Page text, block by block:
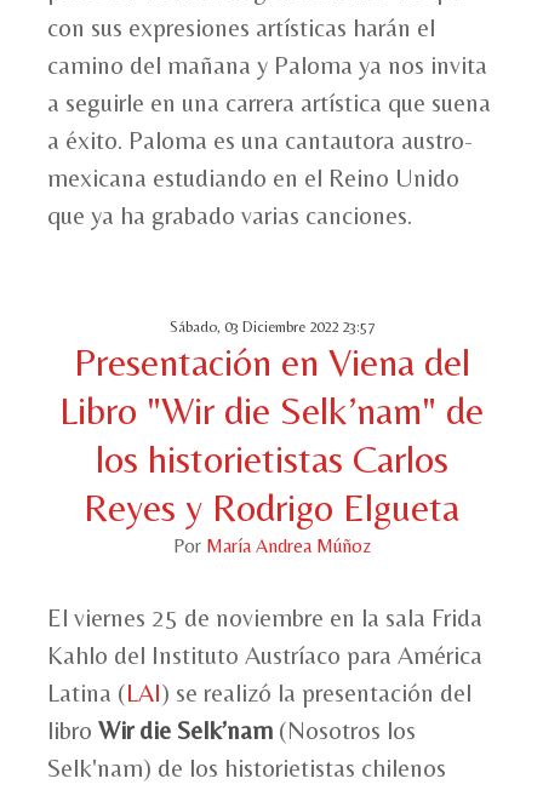
con sus expresiones artísticas harán el
camino del mañana y Paloma ya nos invita
a seguirle en una carrera artística que suena
a éxito. Paloma es una cantautora austro-
mexicana estudiando en el Reino Unido
que ya ha grabado varias canciones.
Sábado, 03 Diciembre 2022 23:57
Presentación en Viena del
Libro "Wir die Selk’nam" de
los historietistas Carlos
Reyes y Rodrigo Elgueta
Por María Andrea Múñoz
El viernes 25 de noviembre en la sala Frida
Kahlo del Instituto Austríaco para América
Latina (LAI) se realizó la presentación del
libro Wir die Selk’nam (Nosotros los
Selk'nam) de los historietistas chilenos